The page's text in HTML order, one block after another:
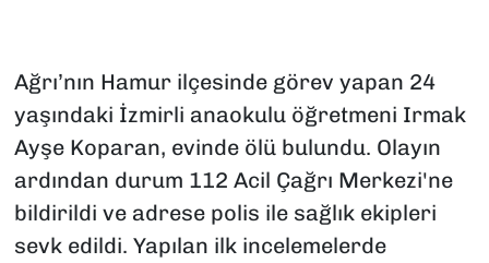
Ağrı’nın Hamur ilçesinde görev yapan 24
yaşındaki İzmirli anaokulu öğretmeni Irmak
Ayşe Koparan, evinde ölü bulundu. Olayın
ardından durum 112 Acil Çağrı Merkezi'ne
bildirildi ve adrese polis ile sağlık ekipleri
sevk edildi. Yapılan ilk incelemelerde